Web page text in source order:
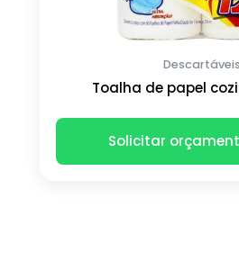
Descartáveis
Toalha de papel
Solicitar